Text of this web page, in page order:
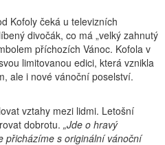
Kofoly čeká u televizních
divočák, co má „velký zahnutý
příchozích Vánoc. Kofola v
limitovanou edici, která vznikla
ale i nové vánoční poselství.
vztahy mezi lidmi. Letošní
dobrotu. „Jde o hravý
přicházíme s originální vánoční